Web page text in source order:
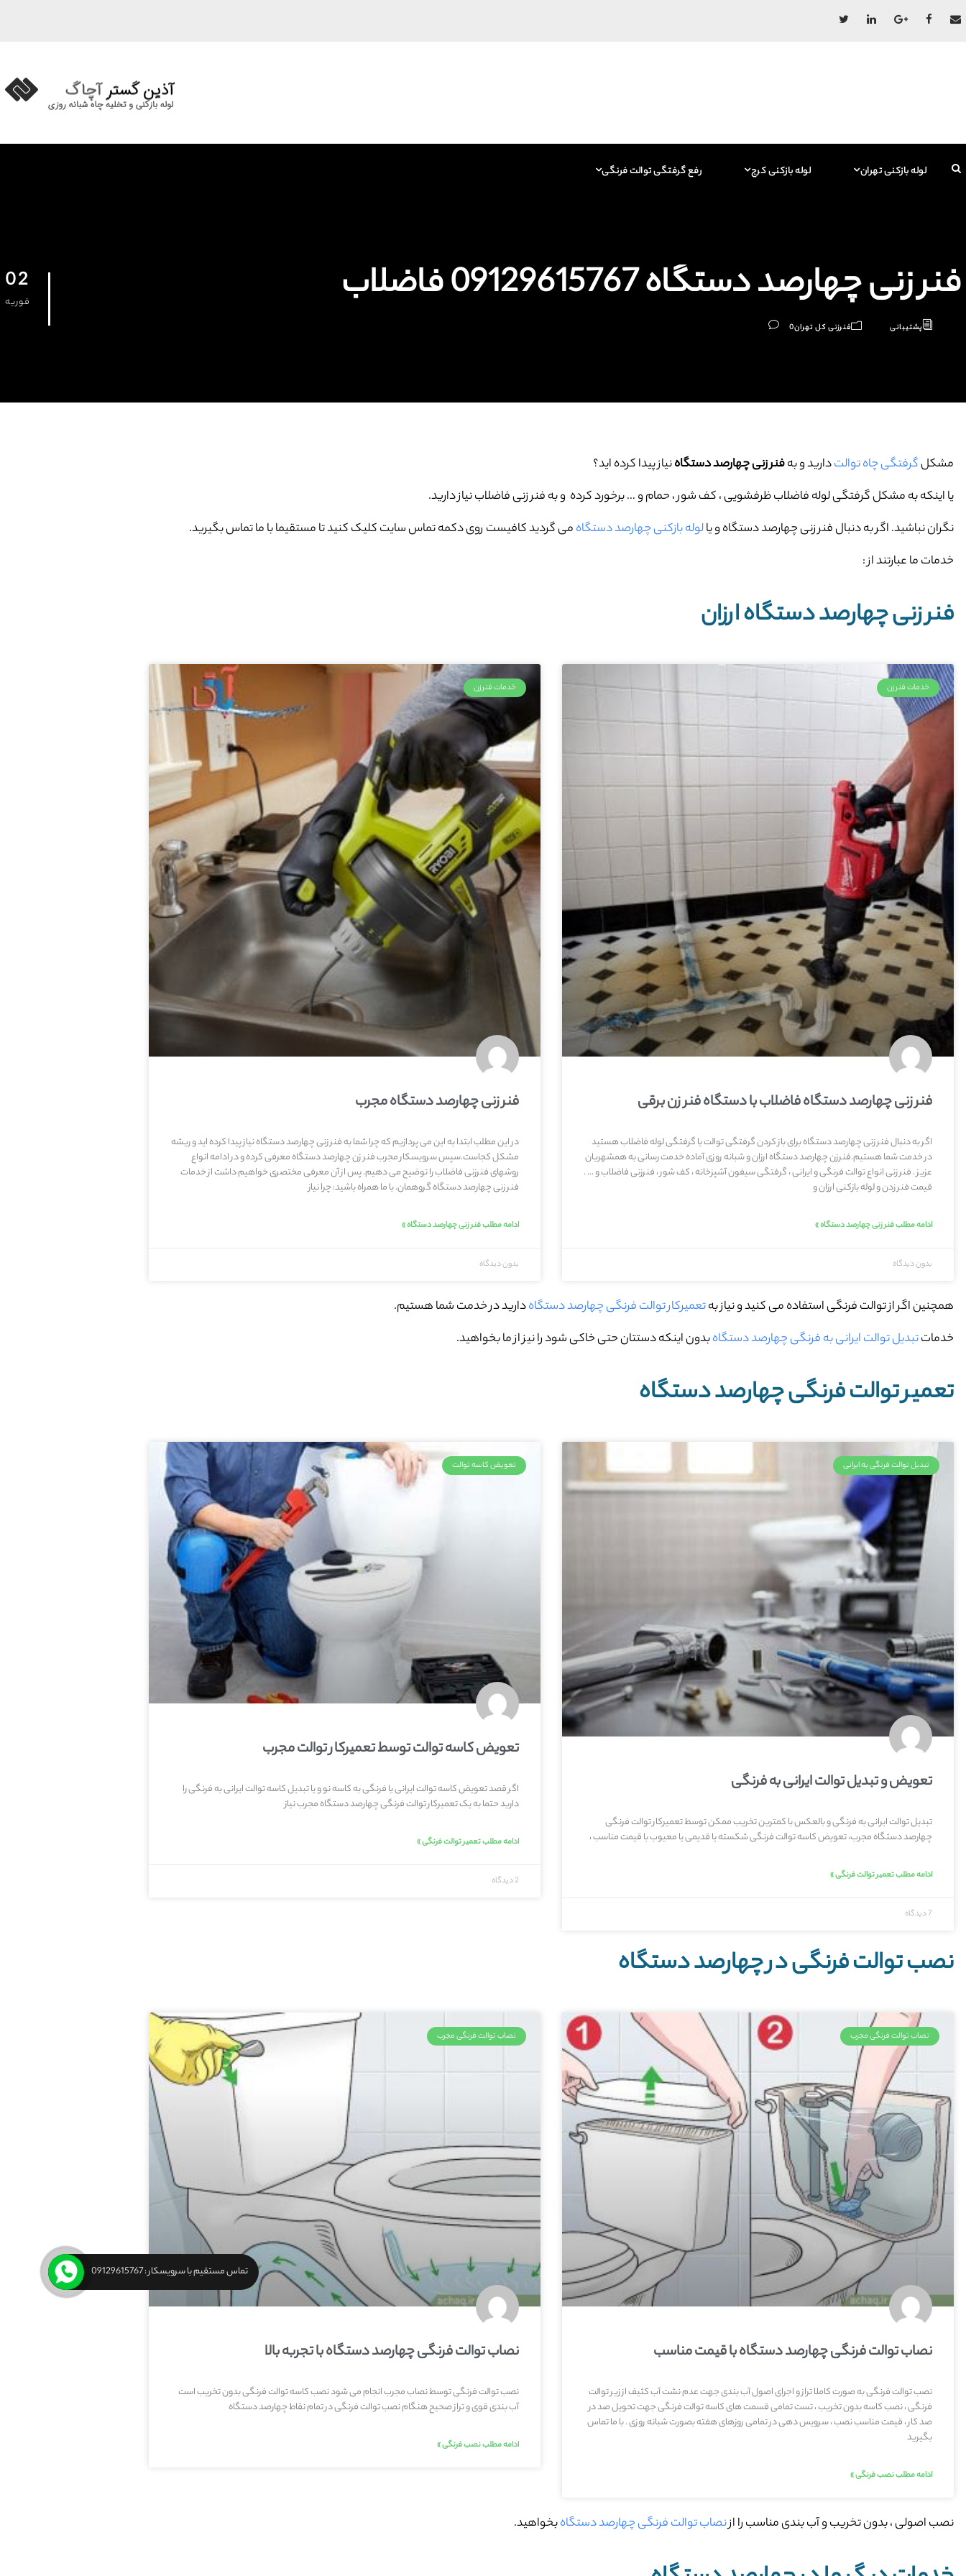
رفع گرفتگی توالت فرنگی لوله بازکنی کرج لوله بازکنی تهران
02
فوریه فنر زنی چهارصد دستگاه 09129615767 فاضلاب
پشتیبانی فنرزنی کل تهران0
مشکلگرفتگی چاه توالتدارید و بهفنر زنی چهارصد دستگاهنیاز پیدا کرده اید؟
یا اینکه به مشکل گرفتگی لوله فاضلاب ظرفشویی ، کف شور ، حمام و … برخورد کرده و به فنر زنی فاضلاب نیاز دارید.
نگران نباشید. اگر به دنبال فنر زنی چهارصد دستگاه و یالوله بازکنی چهارصد دستگاهمی گردید کافیست روی دکمه تماس سایت کلیک کنید تا مستقیما با ما تماس بگیرید.
خدمات ما عبارتند از :
فنر زنی چهارصد دستگاه ارزان
خدمات فنرزن
فنر زنی چهارصد دستگاه فاضلاب با دستگاه فنر زن برقی
اگر به دنبال فنر زنی چهارصد دستگاه برای باز کردن گرفتگی توالت یا گرفتگی لوله فاضلاب هستید
در خدمت شما هستیم.فنرزن چهارصد دستگاه ارزان و شبانه روزی آماده خدمت رسانی به همشهریان
عزیز . فنر زنی انواع توالت فرنگی و ایرانی ، گرفتگی سیفون آشپزخانه ، کف شور ، فنرزنی فاضلاب و … .
قیمت فنر زدن و لوله بازکنی ارزان و
ادامه مطلب فنر زنی چهارصد دستگاه »
بدون دیدگاه
خدمات فنرزن
فنر زنی چهارصد دستگاه مجرب
در این مطلب ابتدا به این می پردازیم که چرا شما به فنر زنی چهارصد دستگاه نیاز پیدا کرده اید و ریشه
مشکل کجاست.سپس سرویسکار مجرب فنر زن چهارصد دستگاه معرفی کرده و در ادامه انواع
روشهای فنرزنی فاضلاب را توضیح می دهیم. پس از آن معرفی مختصری خواهیم داشت از خدمات
فنر زنی چهارصد دستگاه گروهمان. با ما همراه باشید: چرا نیاز
ادامه مطلب فنر زنی چهارصد دستگاه »
بدون دیدگاه
همچنین اگر از توالت فرنگی استفاده می کنید و نیاز بهتعمیرکار توالت فرنگی چهارصد دستگاهدارید در خدمت شما هستیم.
خدماتتبدیل توالت ایرانی به فرنگی چهارصد دستگاهبدون اینکه دستتان حتی خاکی شود را نیز از ما بخواهید.
تعمیر توالت فرنگی چهارصد دستگاه
تبدیل توالت فرنگی به ایرانی
تعویض و تبدیل توالت ایرانی به فرنگی
تبدیل توالت ایرانی به فرنگی و بالعکس با کمترین تخریب ممکن توسط تعمیرکار توالت فرنگی
چهارصد دستگاه مجرب، تعویض کاسه توالت فرنگی شکسته یا قدیمی یا معیوب با قیمت مناسب ،
ادامه مطلب تعمیر توالت فرنگی »
7 دیدگاه
تعویض کاسه توالت
تعویض کاسه توالت توسط تعمیرکار توالت مجرب
اگر قصد تعویض کاسه توالت ایرانی یا فرنگی به کاسه نو و یا تبدیل کاسه توالت ایرانی به فرنگی را
دارید حتما به یک تعمیرکار توالت فرنگی چهارصد دستگاه مجرب نیاز
ادامه مطلب تعمیر توالت فرنگی »
2 دیدگاه
نصب توالت فرنگی در چهارصد دستگاه
نصاب توالت فرنگی مجرب
نصاب توالت فرنگی چهارصد دستگاه با قیمت مناسب
نصب توالت فرنگی به صورت کاملا تراز و اجرای اصول آب بندی جهت عدم نشت آب کثیف از زیر توالت
فرنگی ، نصب کاسه بدون تخریب ، تست تمامی قسمت های کاسه توالت فرنگی جهت تحویل صد در
صد کار ، قیمت مناسب نصب ، سرویس دهی در تمامی روزهای هفته بصورت شبانه روزی . با ما تماس
بگیرید
ادامه مطلب نصب فرنگی »
نصاب توالت فرنگی مجرب
نصاب توالت فرنگی چهارصد دستگاه با تجربه بالا
نصب توالت فرنگی توسط نصاب مجرب انجام می شود نصب کاسه توالت فرنگی بدون تخریب است
آب بندی قوی و تراز صحیح هنگام نصب توالت فرنگی در تمام نقاط چهارصد دستگاه
ادامه مطلب نصب فرنگی »
نصب اصولی ، بدون تخریب و آب بندی مناسب را ازنصاب توالت فرنگی چهارصد دستگاهبخواهید.
تماس مستقیم با سرویسکار : 09129615767